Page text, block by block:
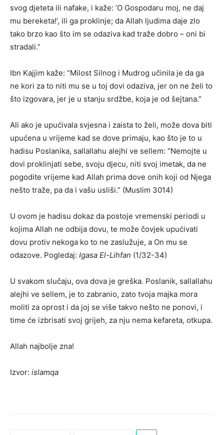
svog djeteta ili nafake, i kaže: ‘O Gospodaru moj, ne daj
mu bereketa!’, ili ga proklinje; da Allah ljudima daje zlo
tako brzo kao što im se odaziva kad traže dobro – oni bi
stradali.”
Ibn Kajjim kaže: “Milost Silnog i Mudrog učinila je da ga
ne kori za to niti mu se u toj dovi odaziva, jer on ne želi to
što izgovara, jer je u stanju srdžbe, koja je od šejtana.”
Ali ako je upućivala svjesna i zaista to želi, može dova biti
upućena u vrijeme kad se dove primaju, kao što je to u
hadisu Poslanika, sallallahu alejhi ve sellem: “Nemojte u
dovi proklinjati sebe, svoju djecu, niti svoj imetak, da ne
pogodite vrijeme kad Allah prima dove onih koji od Njega
nešto traže, pa da i vašu usliši.” (Muslim 3014)
U ovom je hadisu dokaz da postoje vremenski periodi u
kojima Allah ne odbija dovu, te može čovjek upućivati
dovu protiv nekoga ko to ne zaslužuje, a On mu se
odazove. Pogledaj: Igasa El-Lihfan (1/32-34)
U svakom slučaju, ova dova je greška. Poslanik, sallallahu
alejhi ve sellem, je to zabranio, zato tvoja majka mora
moliti za oprost i da joj se više takvo nešto ne ponovi, i
time će izbrisati svoj grijeh, za nju nema kefareta, otkupa.
Allah najbolje zna!
Izvor: islamqa